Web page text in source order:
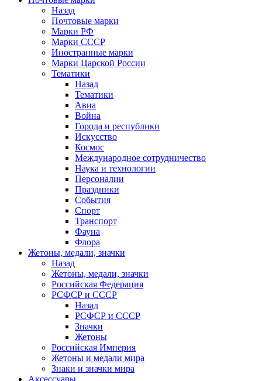
Назад
Почтовые марки
Марки РФ
Марки СССР
Иностранные марки
Марки Царской России
Тематики
Назад
Тематики
Авиа
Война
Города и республики
Искусство
Космос
Международное сотрудничество
Наука и технологии
Персоналии
Праздники
События
Спорт
Транспорт
Фауна
Флора
Жетоны, медали, значки
Назад
Жетоны, медали, значки
Российская Федерация
РСФСР и СССР
Назад
РСФСР и СССР
Значки
Жетоны
Российская Империя
Жетоны и медали мира
Знаки и значки мира
Аксессуары